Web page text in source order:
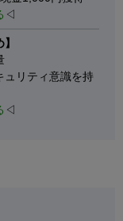
◁
リティ意識を持
◁